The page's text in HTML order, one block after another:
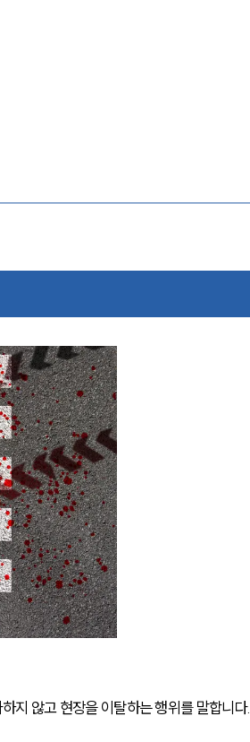
지 않고 현장을 이탈하는 행위를 말합니다.